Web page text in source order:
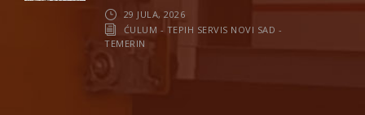
29 JULA, 2026
ĆULUM - TEPIH SERVIS NOVI SAD -
TEMERIN